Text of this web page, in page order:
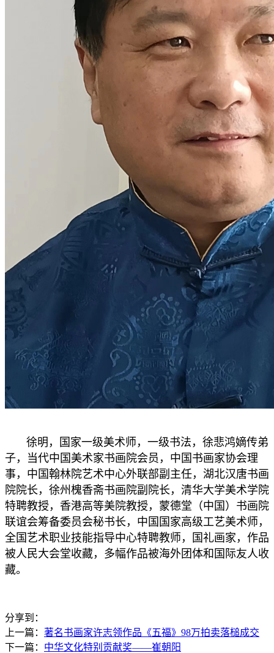
徐明，国家一级美术师，一级书法，徐悲鸿嫡传弟
子，当代中国美术家书画院会员，中国书画家协会理
事，中国翰林院艺术中心外联部副主任，湖北汉唐书画
院院长，徐州槐香斋书画院副院长，清华大学美术学院
特聘教授，香港高等美院教授，蒙德堂（中国）书画院
联谊会筹备委员会秘书长，中国国家高级工艺美术师，
全国艺术职业技能指导中心特聘教师，国礼画家，作品
被人民大会堂收藏，多幅作品被海外团体和国际友人收
藏。
分享到：
上一篇： 著名书画家许志领作品《五福》98万拍卖落槌成交
下一篇： 中华文化特别贡献奖——崔朝阳